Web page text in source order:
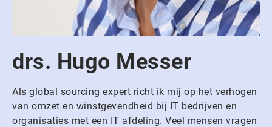
drs. Hugo Messer
Als global sourcing expert richt ik mij op het verhogen
van omzet en winstgevendheid bij IT bedrijven en
organisaties met een IT afdeling. Veel mensen vragen